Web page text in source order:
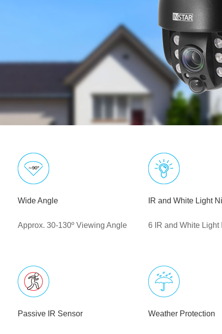
Wide Angle
Approx. 30-130º Viewing Angle
IR and White Light
6 IR and White Light
Passive IR Sensor Weather Protection